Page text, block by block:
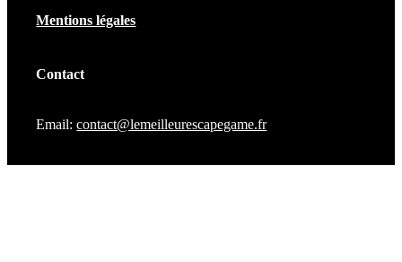
Mentions légales
Contact
Email:contact@lemeilleurescapegame.fr